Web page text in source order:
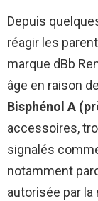
Depuis
réagir les
marque dBb
âge en raison
Bisphénol A
accessoires,
signalés
notamment
autorisée par la